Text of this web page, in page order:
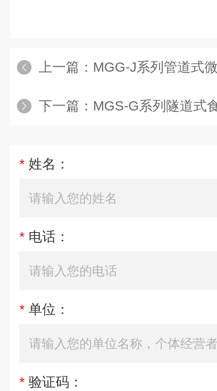
上一篇： MGG-J系列管道式
下一篇： MGS-G系列隧道式
* 姓名：
* 电话：
* 单位：
* 验证码：